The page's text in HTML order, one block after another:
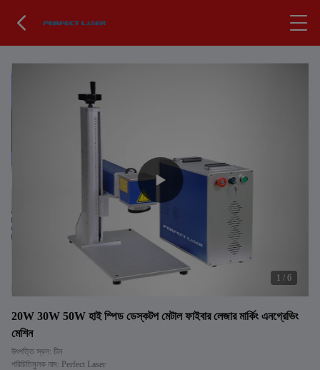
1 / 6
20W 30W 50W হাই স্পিড ডেস্কটপ মেটাল ফাইবার লেজার মার্কিং এনগ্রেভিং
মেশিন
উৎপত্তি স্থল: চীন
পরিচিতিমুলক নাম: Perfect Laser